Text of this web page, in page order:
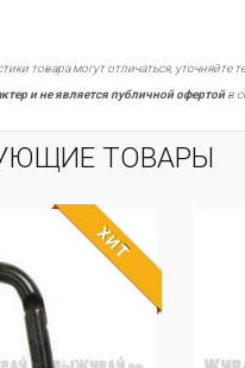
товара могут отличаться,
и не является публичной офертойв
ТОВАРЫ
ХИТ